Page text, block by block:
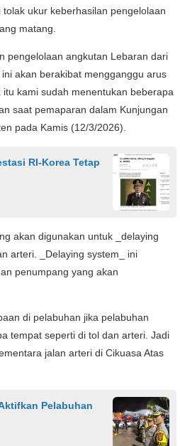
ukur keberhasilan pengelolaan
matang.
pengelolaan angkutan Lebaran dari
akan berakibat mengganggu arus
kami sudah menentukan beberapa
saat pemaparan dalam Kunjungan
pada Kamis (12/3/2026).
RI-Korea Tetap
akan digunakan untuk _delaying
arteri. _Delaying system_ ini
penumpang yang akan
di pelabuhan jika pelabuhan
tempat seperti di tol dan arteri. Jadi
jalan arteri di Cikuasa Atas
Pelabuhan